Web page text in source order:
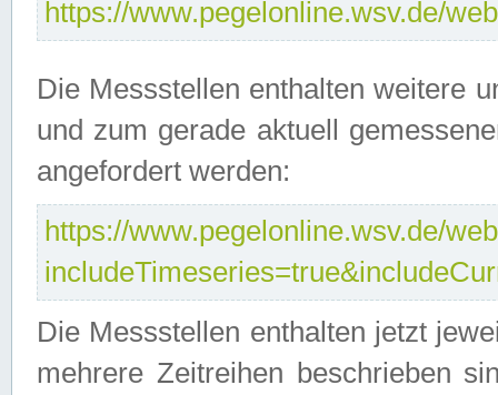
https://www.pegelonline.wsv.de/
Die Messstellen enthalten weitere
und zum gerade aktuell
angefordert werden:
https://www.pegelonline.wsv.de/
Die Messstellen enthalten jetzt
mehrere Zeitreihen beschrieben